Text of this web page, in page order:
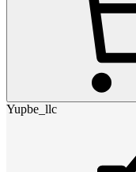
Yupbe_llc